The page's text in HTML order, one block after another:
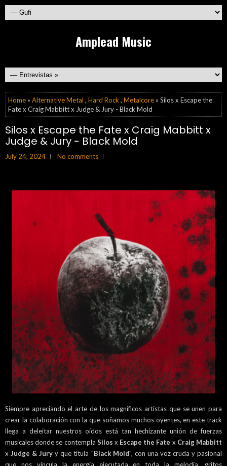
Amplead Music
Home » Alternative Metal , Hard Rock , Metalcore » Silos x Escape the
Fate x Craig Mabbitt x Judge & Jury - Black Mold
Silos x Escape the Fate x Craig Mabbitt x
Judge & Jury - Black Mold
July 24, 2024 No comments
Siempre apreciando el arte de los magníficos artistas que se unen para
crear la colaboración con la que soñamos muchos oyentes, en este track
llega a deleitar nuestros oídos está tan hechizante unión de fuerzas
musicales donde se contempla Silos x Escape the Fate x Craig Mabbitt
xJudge & Jury y que titula "Black Mold", con una voz cruda y pasional